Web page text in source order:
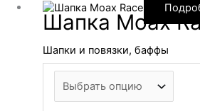
Шапка Moax
Шапки и повязки, баффы